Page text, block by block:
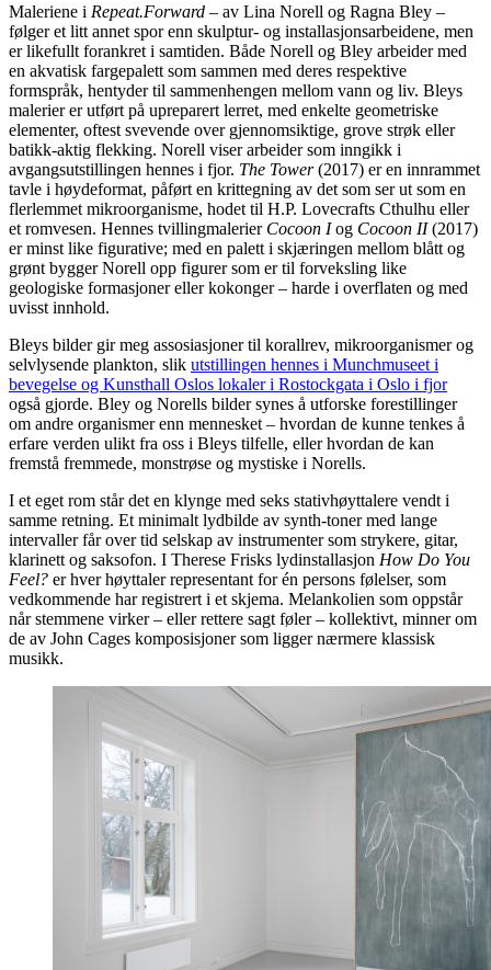
Maleriene i Repeat.Forward – av Lina Norell og Ragna Bley –
følger et litt annet spor enn skulptur- og installasjonsarbeidene, men
er likefullt forankret i samtiden. Både Norell og Bley arbeider med
en akvatisk fargepalett som sammen med deres respektive
formspråk, hentyder til sammenhengen mellom vann og liv. Bleys
malerier er utført på upreparert lerret, med enkelte geometriske
elementer, oftest svevende over gjennomsiktige, grove strøk eller
batikk-aktig flekking. Norell viser arbeider som inngikk i
avgangsutstillingen hennes i fjor. The Tower(2017) er en innrammet
tavle i høydeformat, påført en krittegning av det som ser ut som en
flerlemmet mikroorganisme, hodet til H.P. Lovecrafts Cthulhu eller
et romvesen. Hennes tvillingmalerier Cocoon Iog Cocoon II(2017)
er minst like figurative; med en palett i skjæringen mellom blått og
grønt bygger Norell opp figurer som er til forveksling like
geologiske formasjoner eller kokonger – harde i overflaten og med
uvisst innhold.
Bleys bilder gir meg assosiasjoner til korallrev, mikroorganismer og
selvlysende plankton, slik utstillingen hennes i Munchmuseet i
bevegelse og Kunsthall Oslos lokaler i Rostockgata i Oslo i fjor
også gjorde. Bley og Norells bilder synes å utforske forestillinger
om andre organismer enn mennesket – hvordan de kunne tenkes å
erfare verden ulikt fra oss i Bleys tilfelle, eller hvordan de kan
fremstå fremmede, monstrøse og mystiske i Norells.
I et eget rom står det en klynge med seks stativhøyttalere vendt i
samme retning. Et minimalt lydbilde av synth-toner med lange
intervaller får over tid selskap av instrumenter som strykere, gitar,
klarinett og saksofon. I Therese Frisks lydinstallasjon How Do You
Feel? er hver høyttaler representant for én persons følelser, som
vedkommende har registrert i et skjema. Melankolien som oppstår
når stemmene virker – eller rettere sagt føler – kollektivt, minner om
de av John Cages komposisjoner som ligger nærmere klassisk
musikk.